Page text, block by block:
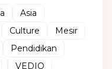
Asia
Culture
Mesir
Pendidikan
VEDIO